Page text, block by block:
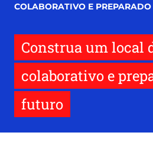
COLABORATIVO E
Construa um local
colaborativo e
futuro